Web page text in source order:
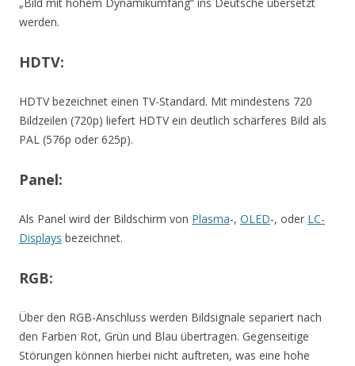
werden.
HDTV:
HDTV bezeichnet einen TV-Standard. Mit mindestens 720
Bildzeilen (720p) liefert HDTV ein deutlich schärferes Bild als
PAL (576p oder 625p).
Panel:
Als Panel wird der Bildschirm von Plasma-, OLED-, oder LC-
Displays bezeichnet.
RGB:
Über den RGB-Anschluss werden Bildsignale separiert nach
den Farben Rot, Grün und Blau übertragen. Gegenseitige
Störungen können hierbei nicht auftreten, was eine hohe